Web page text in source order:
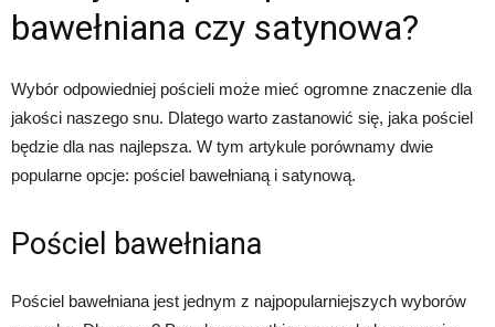
bawełniana czy satynowa?
Wybór odpowiedniej pościeli może mieć ogromne znaczenie dla
jakości naszego snu. Dlatego warto zastanowić się, jaka pościel
będzie dla nas najlepsza. W tym artykule porównamy dwie
popularne opcje: pościel bawełnianą i satynową.
Pościel bawełniana
Pościel bawełniana jest jednym z najpopularniejszych wyborów